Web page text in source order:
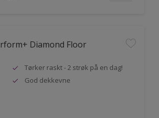
Diamond Floor
Tørker raskt - 2 strøk på en dag!
God dekkevne